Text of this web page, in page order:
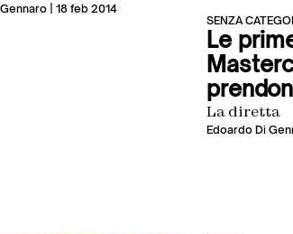
la cannabis non
| 18 feb 2014
SENZA
Le
La diretta
Edoardo Di